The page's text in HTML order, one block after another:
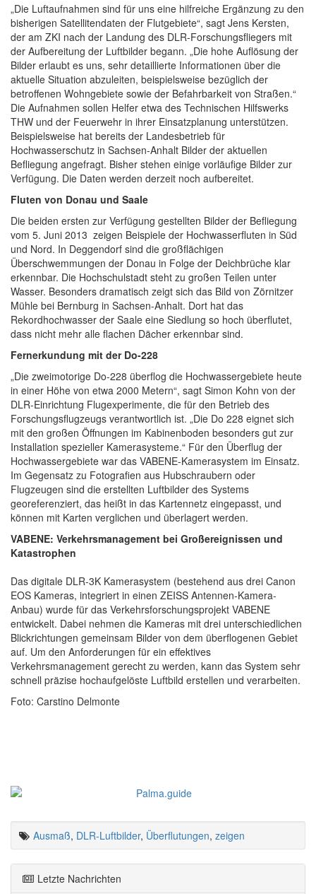
„Die Luftaufnahmen sind für uns eine hilfreiche Ergänzung zu den
bisherigen Satellitendaten der Flutgebiete“, sagt Jens Kersten,
der am ZKI nach der Landung des DLR-Forschungsfliegers mit
der Aufbereitung der Luftbilder begann. „Die hohe Auflösung der
Bilder erlaubt es uns, sehr detaillierte Informationen über die
aktuelle Situation abzuleiten, beispielsweise bezüglich der
betroffenen Wohngebiete sowie der Befahrbarkeit von Straßen.“
Die Aufnahmen sollen Helfer etwa des Technischen Hilfswerks
THW und der Feuerwehr in ihrer Einsatzplanung unterstützen.
Beispielsweise hat bereits der Landesbetrieb für
Hochwasserschutz in Sachsen-Anhalt Bilder der aktuellen
Befliegung angefragt. Bisher stehen einige vorläufige Bilder zur
Verfügung. Die Daten werden derzeit noch aufbereitet.
Fluten von Donau und Saale
Die beiden ersten zur Verfügung gestellten Bilder der Befliegung
vom 5. Juni 2013 zeigen Beispiele der Hochwasserfluten in Süd
und Nord. In Deggendorf sind die großflächigen
Überschwemmungen der Donau in Folge der Deichbrüche klar
erkennbar. Die Hochschulstadt steht zu großen Teilen unter
Wasser. Besonders dramatisch zeigt sich das Bild von Zörnitzer
Mühle bei Bernburg in Sachsen-Anhalt. Dort hat das
Rekordhochwasser der Saale eine Siedlung so hoch überflutet,
dass nicht mehr alle flachen Dächer erkennbar sind.
Fernerkundung mit der Do-228
„Die zweimotorige Do-228 überflog die Hochwassergebiete heute
in einer Höhe von etwa 2000 Metern“, sagt Simon Kohn von der
DLR-Einrichtung Flugexperimente, die für den Betrieb des
Forschungsflugzeugs verantwortlich ist. „Die Do 228 eignet sich
mit den großen Öffnungen im Kabinenboden besonders gut zur
Installation spezieller Kamerasysteme.“ Für den Überflug der
Hochwassergebiete war das VABENE-Kamerasystem im Einsatz.
Im Gegensatz zu Fotografien aus Hubschraubern oder
Flugzeugen sind die erstellten Luftbilder des Systems
georeferenziert, das heißt in das Kartennetz eingepasst, und
können mit Karten verglichen und überlagert werden.
VABENE: Verkehrsmanagement bei Großereignissen und
Katastrophen
Das digitale DLR-3K Kamerasystem (bestehend aus drei Canon
EOS Kameras, integriert in einen ZEISS Antennen-Kamera-
Anbau) wurde für das Verkehrsforschungsprojekt VABENE
entwickelt. Dabei nehmen die Kameras mit drei unterschiedlichen
Blickrichtungen gemeinsam Bilder von dem überflogenen Gebiet
auf. Um den Anforderungen für ein effektives
Verkehrsmanagement gerecht zu werden, kann das System sehr
schnell präzise hochaufgelöste Luftbild erstellen und verarbeiten.
Foto: Carstino Delmonte
Ausmaß, DLR-Luftbilder, Überflutungen, zeigen
Letzte Nachrichten